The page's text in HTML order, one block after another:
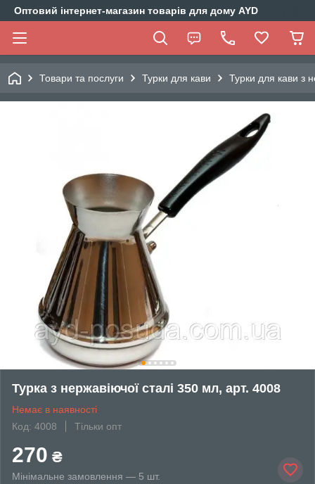
Оптовий інтернет-магазин товарів для дому AYD
Товари та послуги Турки для кави Турки для кави з
Турка з нержавіючої сталі 350 мл, арт. 4008
Немає в наявності
Код: 4008
Тільки опт
270 ₴
Мінімальне замовлення — 5 шт.